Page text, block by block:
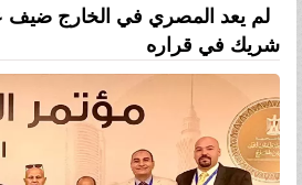
لم يعد المصري في الخارج
شريك في قراره